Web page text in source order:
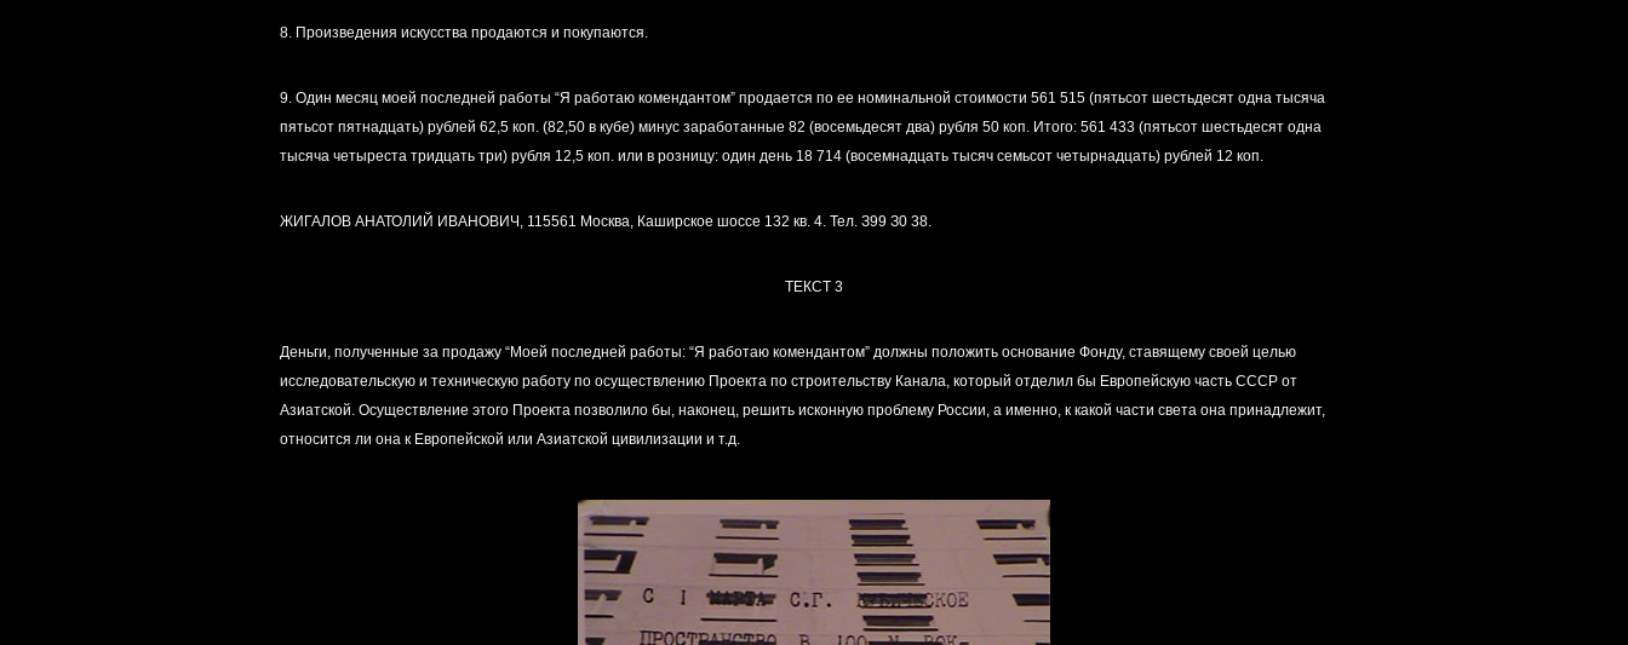
8. Произведения искусства продаются и покупаются.
9. Один месяц моей последней работы “Я работаю комендантом” продается по ее номинальной стоимости 561 515 (пятьсот шестьдесят одна тысяча
пятьсот пятнадцать) рублей 62,5 коп. (82,50 в кубе) минус заработанные 82 (восемьдесят два) рубля 50 коп. Итого: 561 433 (пятьсот шестьдесят одна
тысяча четыреста тридцать три) рубля 12,5 коп. или в розницу: один день 18 714 (восемнадцать тысяч семьсот четырнадцать) рублей 12 коп.
ЖИГАЛОВ АНАТОЛИЙ ИВАНОВИЧ, 115561 Москва, Каширское шоссе 132 кв. 4. Тел. З99 З0 38.
ТЕКСТ 3
Деньги, полученные за продажу “Моей последней работы: “Я работаю комендантом” должны положить основание Фонду, ставящему своей целью
исследовательскую и техническую работу по осуществлению Проекта по строительству Канала, который отделил бы Европейскую часть СССР от
Азиатской. Осуществление этого Проекта позволило бы, наконец, решить исконную проблему России, а именно, к какой части света она принадлежит,
относится ли она к Европейской или Азиатской цивилизации и т.д.